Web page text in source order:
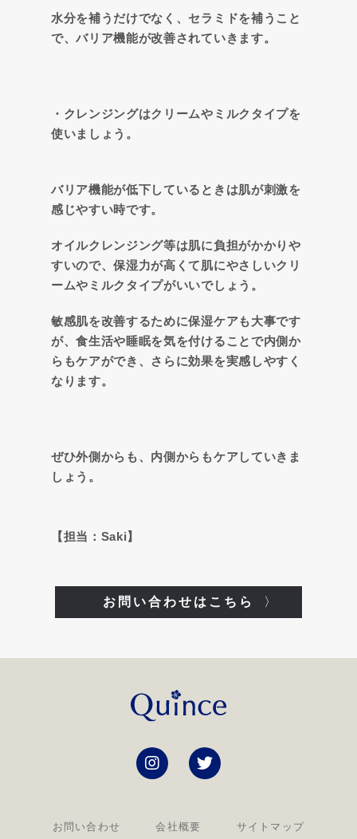
水分を補うだけでなく、セラミドを補うこと
で、バリア機能が改善されていきます。
・クレンジングはクリームやミルクタイプを
使いましょう。
バリア機能が低下しているときは肌が刺激を
感じやすい時です。
オイルクレンジング等は肌に負担がかかりや
すいので、保湿力が高くて肌にやさしいクリ
ームやミルクタイプがいいでしょう。
敏感肌を改善するために保湿ケアも大事です
が、食生活や睡眠を気を付けることで内側か
らもケアができ、さらに効果を実感しやすく
なります。
ぜひ外側からも、内側からもケアしていきま
しょう。
【担当：Saki】
お問い合わせはこちら 〉
お問い合わせ 会社概要 サイトマップ